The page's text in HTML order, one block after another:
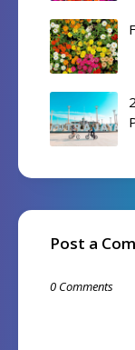
Post a
0 Comments